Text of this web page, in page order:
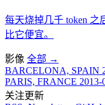
每天烧掉几千 token
比它便宜。
影像 全部 →
BARCELONA, SPAIN
PARIS, FRANCE 2013-
关注更新